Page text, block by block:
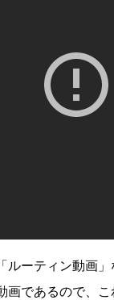
ーティン動画」
画であるので、